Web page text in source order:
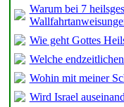
Warum bei 7
Wie geht Gottes
Welche
Wohin mit meiner
Wird Israel